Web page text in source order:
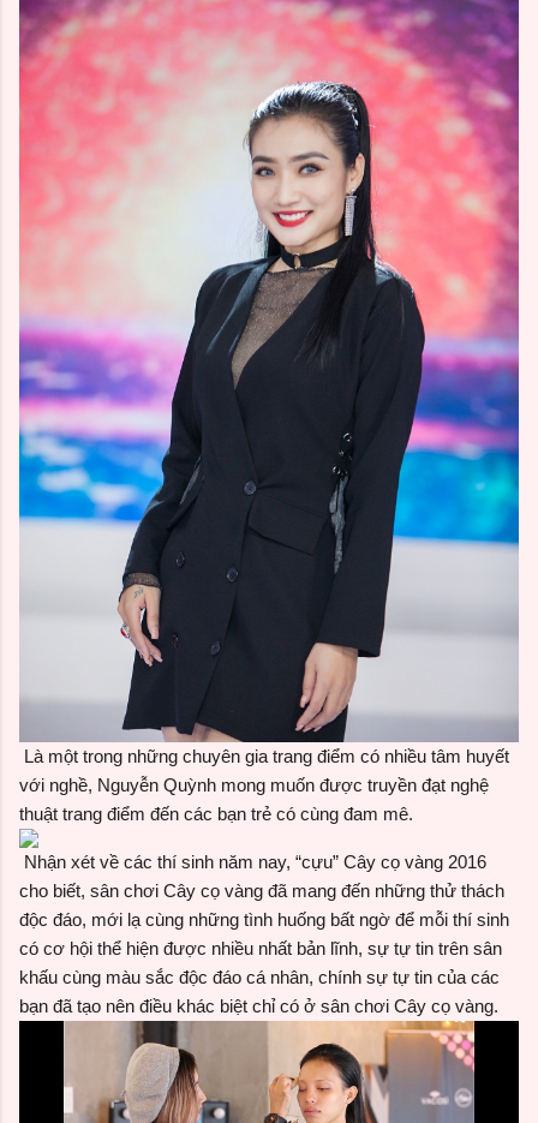
Là một trong những chuyên gia trang điểm có nhiều tâm huyết
với nghề, Nguyễn Quỳnh mong muốn được truyền đạt nghệ
thuật trang điểm đến các bạn trẻ có cùng đam mê.
Nhận xét về các thí sinh năm nay, “cựu” Cây cọ vàng 2016
cho biết, sân chơi Cây cọ vàng đã mang đến những thử thách
độc đáo, mới lạ cùng những tình huống bất ngờ để mỗi thí sinh
có cơ hội thể hiện được nhiều nhất bản lĩnh, sự tự tin trên sân
khấu cùng màu sắc độc đáo cá nhân, chính sự tự tin của các
bạn đã tạo nên điều khác biệt chỉ có ở sân chơi Cây cọ vàng.